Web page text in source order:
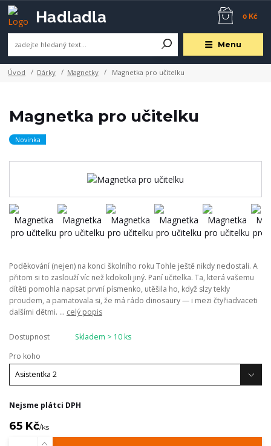
Menu
0 Kč
Úvod Dárky Magnetky Magnetka pro učitelku
Magnetka pro učitelku
Novinka
Poděkování (nejen) na konci školního roku Tohle ještě nikdy nedostali. A
přitom si to zaslouží víc než kdokoli jiný. Paní učitelka. Ta, která vašemu
dítěti pomohla napsat první písmenko, utěšila ho, když slzy tekly
proudem, a pamatovala si, že má rádo dinosaury — i mezi čtyřiadvaceti
dalšími dětmi. ... celý popis
Dostupnost
Skladem > 10 ks
Pro koho
Nejsme plátci DPH
65 Kč/ks